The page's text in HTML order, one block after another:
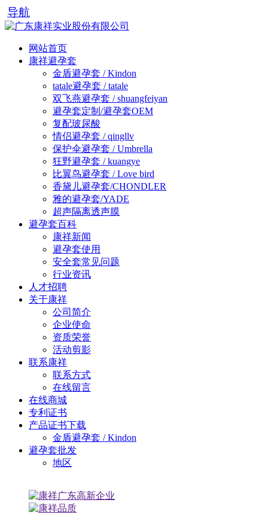
导航
网站首页
康祥避孕套
金盾避孕套 / Kindon
tatale避孕套 / tatale
双飞燕避孕套 / shuangfeiyan
避孕套定制/避孕套OEM
复配玻尿酸
情侣避孕套 / qingllv
保护伞避孕套 / Umbrella
狂野避孕套 / kuangye
比翼鸟避孕套 / Love bird
香黛儿避孕套/CHONDLER
雅的避孕套/YADE
超声隔离透声膜
避孕套百科
康祥新闻
避孕套使用
安全套常见问题
行业资讯
人才招聘
关于康祥
公司简介
企业使命
资质荣誉
活动剪影
联系康祥
联系方式
在线留言
在线商城
专利证书
产品证书下载
金盾避孕套 / Kindon
避孕套批发
地区